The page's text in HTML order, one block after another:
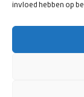
invloed hebben op
Waar: